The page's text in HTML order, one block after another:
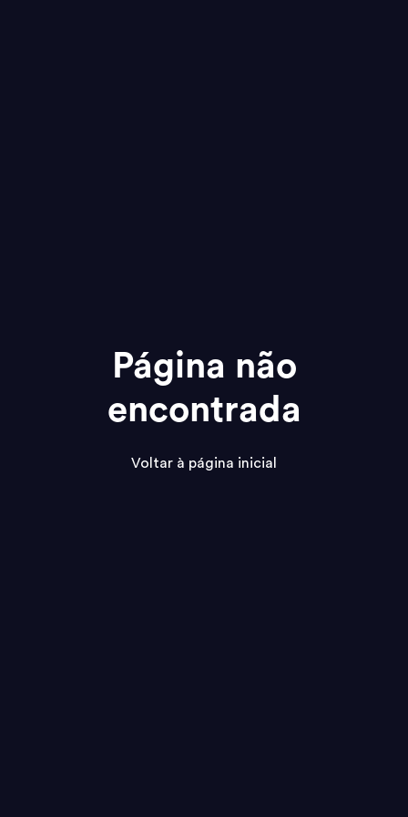
Página não
encontrada
Voltar à página inicial